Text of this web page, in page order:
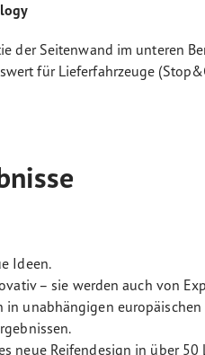
der Seitenwand im unteren
für Lieferfahrzeuge
Ideen.
– sie werden auch von
in unabhängigen
neue Reifendesign in über